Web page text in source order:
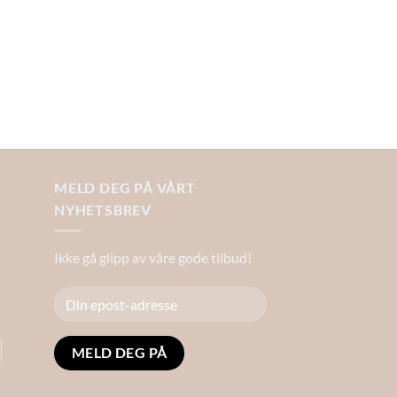
MELD DEG PÅ VÅRT
NYHETSBREV
Ikke gå glipp av våre gode tilbud!